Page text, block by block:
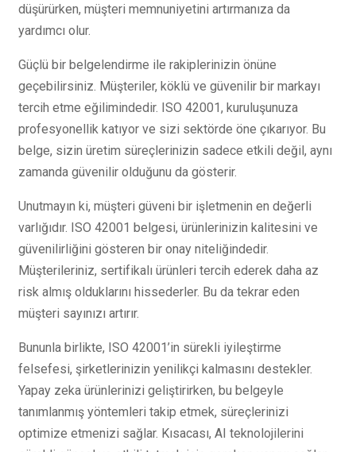
düşürürken, müşteri memnuniyetini artırmanıza da
yardımcı olur.
Güçlü bir belgelendirme ile rakiplerinizin önüne
geçebilirsiniz. Müşteriler, köklü ve güvenilir bir markayı
tercih etme eğilimindedir. ISO 42001, kuruluşunuza
profesyonellik katıyor ve sizi sektörde öne çıkarıyor. Bu
belge, sizin üretim süreçlerinizin sadece etkili değil, aynı
zamanda güvenilir olduğunu da gösterir.
Unutmayın ki, müşteri güveni bir işletmenin en değerli
varlığıdır. ISO 42001 belgesi, ürünlerinizin kalitesini ve
güvenilirliğini gösteren bir onay niteliğindedir.
Müşterileriniz, sertifikalı ürünleri tercih ederek daha az
risk almış olduklarını hissederler. Bu da tekrar eden
müşteri sayınızı artırır.
Bununla birlikte, ISO 42001’in sürekli iyileştirme
felsefesi, şirketlerinizin yenilikçi kalmasını destekler.
Yapay zeka ürünlerinizi geliştirirken, bu belgeyle
tanımlanmış yöntemleri takip etmek, süreçlerinizi
optimize etmenizi sağlar. Kısacası, AI teknolojilerini